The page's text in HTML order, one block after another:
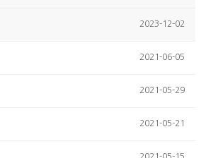
2023-12-02
2021-06-05
2021-05-29
2021-05-21